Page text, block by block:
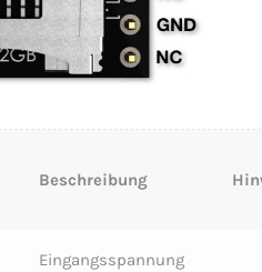
Beschreibung
Eingangsspannung